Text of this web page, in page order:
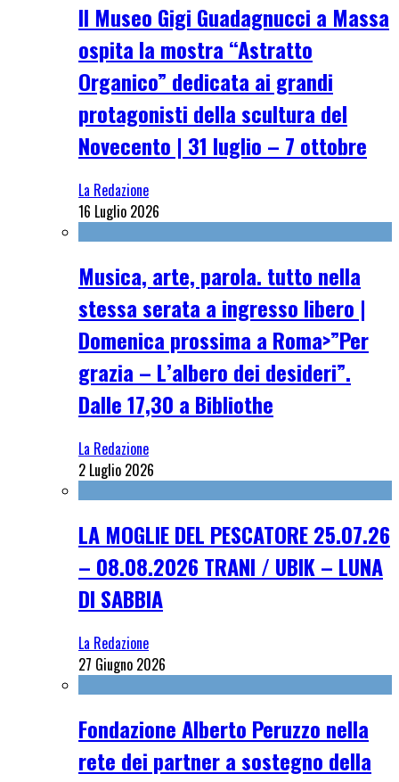
Il Museo Gigi Guadagnucci a Massa
ospita la mostra “Astratto
Organico” dedicata ai grandi
protagonisti della scultura del
Novecento | 31 luglio – 7 ottobre
La Redazione
16 Luglio 2026
Musica, arte, parola. tutto nella
stessa serata a ingresso libero |
Domenica prossima a Roma>”Per
grazia – L’albero dei desideri”.
Dalle 17,30 a Bibliothe
La Redazione
2 Luglio 2026
LA MOGLIE DEL PESCATORE 25.07.26
– 08.08.2026 TRANI / UBIK – LUNA
DI SABBIA
La Redazione
27 Giugno 2026
Fondazione Alberto Peruzzo nella
rete dei partner a sostegno della